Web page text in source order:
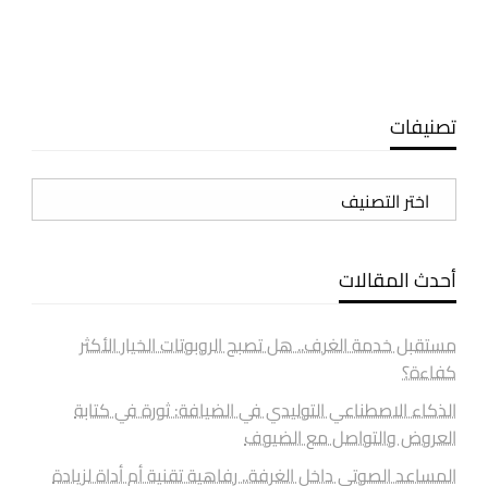
تصنيفات
تصنيفات
أحدث المقالات
مستقبل خدمة الغرف.. هل تصبح الروبوتات الخيار الأكثر
كفاءة؟
الذكاء الاصطناعي التوليدي في الضيافة: ثورة في كتابة
العروض والتواصل مع الضيوف
المساعد الصوتي داخل الغرفة.. رفاهية تقنية أم أداة لزيادة